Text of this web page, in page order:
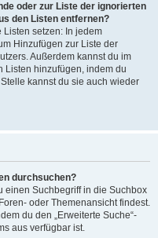
oder zur Liste der ignorierten
den Listen entfernen?
Listen setzen: In jedem
Hinzufügen zur Liste der
Außerdem kannst du im
Listen hinzufügen, indem du
kannst du sie auch wieder
durchsuchen?
einen Suchbegriff in die Suchbox
oder Themenansicht findest.
du den „Erweiterte Suche“-
aus verfügbar ist.